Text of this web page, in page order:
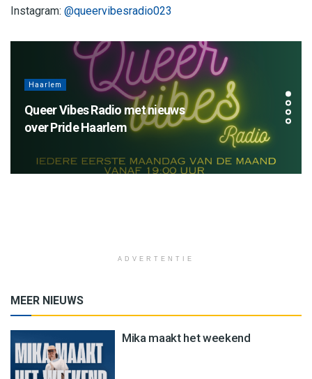
Instagram: @queervibesradio023
Haarlem
Queer Vibes Radio met nieuws
over Pride Haarlem
ADVERTENTIE
MEER NIEUWS
Mika maakt het weekend